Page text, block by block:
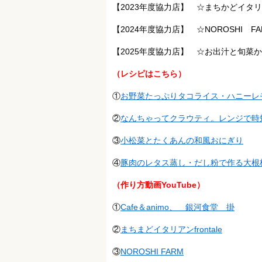
【2023年度協力店】 ☆まちかどイタ
【2024年度協力店】 ☆NOROSHI
【2025年度協力店】 ☆お出汁と旬菜
（レシピはこちら）
①お野菜たっぷりタコライス・ハニー
②なんちゃってクラウティ。レンジで
③小松菜とたくあんの和風おにぎり
④豚肉のレタス蒸し・だし粉で作る大根
（作り方動画YouTube）
①Cafe＆animo、 銀河食堂 掛
②まちまどイタリアンfrontale
③NOROSHI FARM